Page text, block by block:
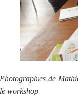
Photographies de
le workshop